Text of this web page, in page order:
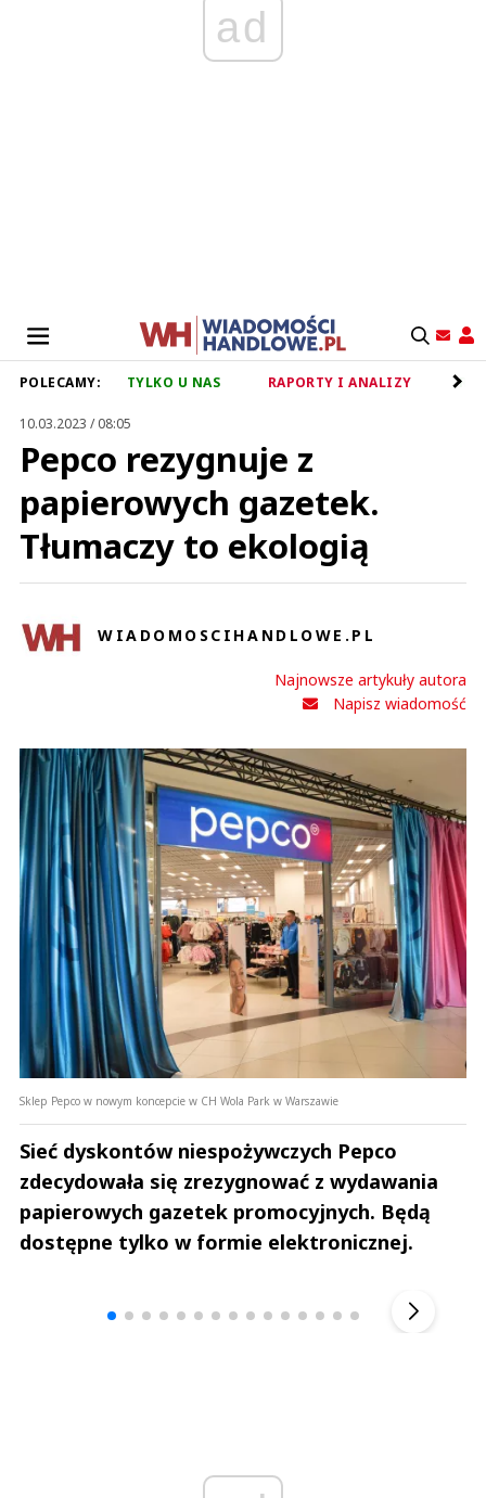
ad
POLECAMY: TYLKO U NAS RAPORTY I ANALIZY
10.03.2023 / 08:05
Pepco rezygnuje z
papierowych gazetek.
Tłumaczy to ekologią
WIADOMOSCIHANDLOWE.PL
Najnowsze artykuły autora
Napisz wiadomość
Sklep Pepco w nowym koncepcie w CH Wola Park w Warszawie
Sieć dyskontów niespożywczych Pepco
zdecydowała się zrezygnować z wydawania
papierowych gazetek promocyjnych. Będą
dostępne tylko w formie elektronicznej.